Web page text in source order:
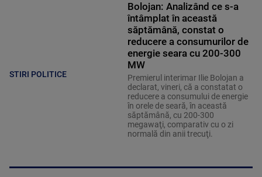
STIRI POLITICE
Bolojan: Analizând ce s-a
întâmplat în această
săptămână, constat o
reducere a consumurilor de
energie seara cu 200-300
MW
Premierul interimar Ilie Bolojan a
declarat, vineri, că a constatat o
reducere a consumului de energie
în orele de seară, în această
săptămână, cu 200-300
megawaţi, comparativ cu o zi
normală din anii trecuţi.